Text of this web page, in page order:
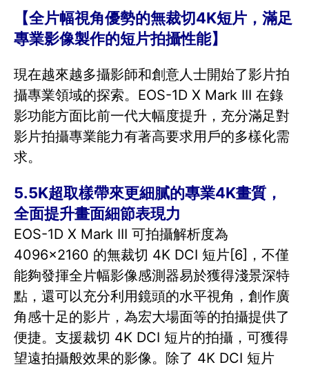
【全片幅視角優勢的無裁切4K短片，滿足
專業影像製作的短片拍攝性能】
現在越來越多攝影師和創意人士開始了影片拍
攝專業領域的探索。EOS-1D X Mark III 在錄
影功能方面比前一代大幅度提升，充分滿足對
影片拍攝專業能力有著高要求用戶的多樣化需
求。
5.5K超取樣帶來更細膩的專業4K畫質，
全面提升畫面細節表現力
EOS-1D X Mark III 可拍攝解析度為
4096×2160 的無裁切 4K DCI 短片[6]，不僅
能夠發揮全片幅影像感測器易於獲得淺景深特
點，還可以充分利用鏡頭的水平視角，創作廣
角感十足的影片，為宏大場面等的拍攝提供了
便捷。支援裁切 4K DCI 短片的拍攝，可獲得
望遠拍攝般效果的影像。除了 4K DCI 短片